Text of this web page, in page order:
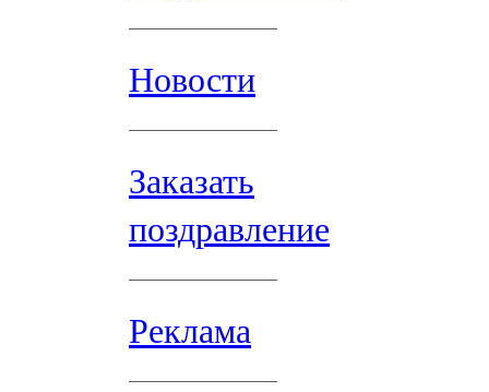
Новости
Заказать
поздравление
Реклама